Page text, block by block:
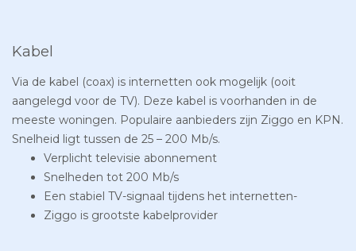
Kabel
Via de kabel (coax) is internetten ook mogelijk (ooit
aangelegd voor de TV). Deze kabel is voorhanden in de
meeste woningen. Populaire aanbieders zijn Ziggo en KPN.
Snelheid ligt tussen de 25 – 200 Mb/s.
Verplicht televisie abonnement
Snelheden tot 200 Mb/s
Een stabiel TV-signaal tijdens het internetten-
Ziggo is grootste kabelprovider